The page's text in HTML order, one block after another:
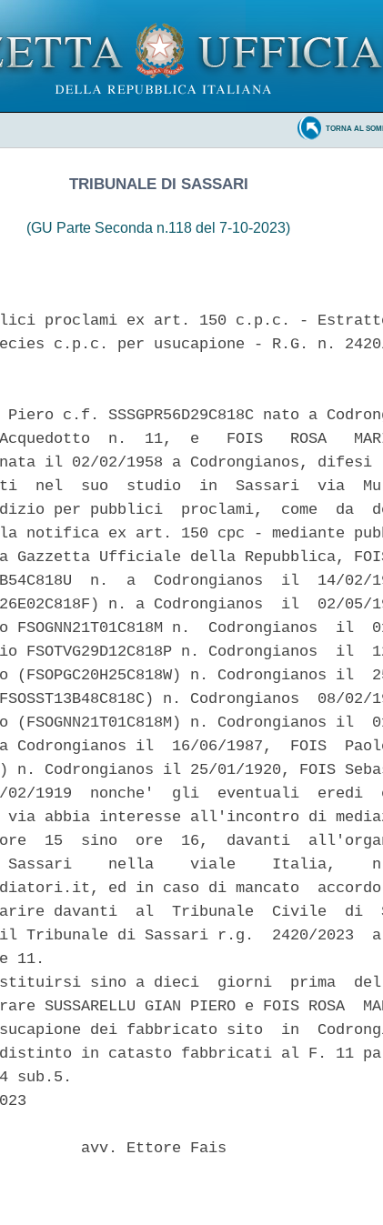
TORNA AL
TRIBUNALE DI SASSARI
(GU Parte Seconda n.118 del 7-10-2023)
proclami ex art. 150 c.p.c. -
c.p.c. per usucapione - R.G. n.
Piero c.f. SSSGPR56D29C818C nato a
n.  11,  e   FOIS   ROSA
nata il 02/02/1958 a Codrongianos,
nel  suo  studio  in  Sassari  via
per pubblici  proclami,  come  da
notifica ex art. 150 cpc - mediante
Ufficiale della Repubblica,
n.  a  Codrongianos  il  14/02/
n. a Codrongianos  il  02/05/
FSOGNN21T01C818M n.  Codrongianos  il
FSOTVG29D12C818P n. Codrongianos  il
(FSOPGC20H25C818W) n. Codrongianos il
n. Codrongianos  08/02/
(FSOGNN21T01C818M) n. Codrongianos il
a Codrongianos il  16/06/1987,  FOIS
n. Codrongianos il 25/01/1920, FOIS
02/1919  nonche'  gli  eventuali  eredi
via abbia interesse all'incontro di
15  sino  ore  16,  davanti
Sassari    nella    viale    Italia,
ed in caso di mancato
davanti  al  Tribunale  Civile  di
il Tribunale di Sassari r.g.  2420/2023
11.
sino a dieci  giorni  prima
GIAN PIERO e FOIS ROSA
dei fabbricato sito  in
distinto in catasto fabbricati al F. 11
sub.5.
avv. Ettore Fais